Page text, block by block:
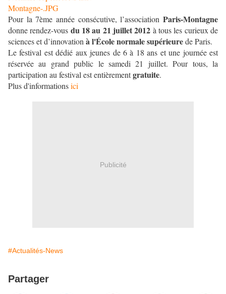
Pour la 7ème année consécutive, l’association Paris-Montagne
donne rendez-vous du 18 au 21 juillet 2012 à tous les curieux de
sciences et d’innovation à l'École normale supérieurede Paris.
Le festival est dédié aux jeunes de 6 à 18 ans et une journée est
réservée au grand public le samedi 21 juillet. Pour tous, la
participation au festival est entièrementgratuite.
Plus d'informationsici
Publicité
#Actualités-News
Partager